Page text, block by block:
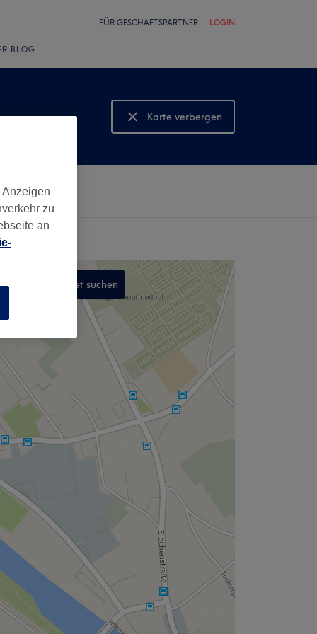
FÜR GESCHÄFTSPARTNER LOGIN
BLOG
Karte verbergen
Karte anzeigen
In diesem Gebiet suchen
zu
an